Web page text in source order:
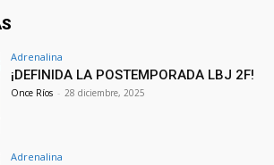
Adrenalina
¡DEFINIDA LA POSTEMPORADA LBJ 2F!
Once Ríos - 28 diciembre, 2025
Adrenalina